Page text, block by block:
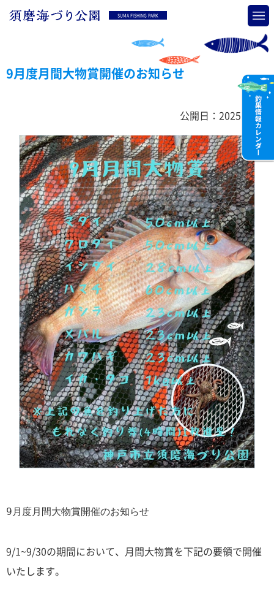
SUMA FISHING PARK
9月度月間大物賞開催のお知らせ
公開日：2025.09.01
9月度月間大物賞開催のお知らせ
9/1~9/30の期間において、月間大物賞を下記の要領で開催
いたします。